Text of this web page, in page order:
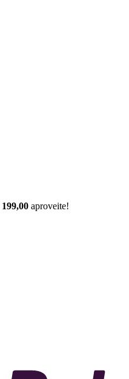
199,00 aproveite!